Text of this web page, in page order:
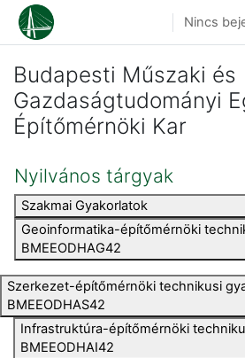
Tovább a fő tartalomhoz
Nincs
Budapesti Műszaki és
Gazdaságtudományi
Építőmérnöki Kar
Nyilvános tárgyak
Szakmai Gyakorlatok
Geoinformatika-építőmérnöki
BMEEODHAG42
Szerkezet-építőmérnöki technikusi
BMEEODHAS42
Infrastruktúra-építőmérnöki
BMEEODHAI42